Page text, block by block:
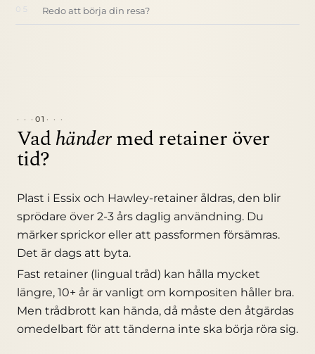
Redo att börja din resa?
01
Vadhändermed retainer över
tid?
Plast i Essix och Hawley-retainer åldras, den blir
sprödare över 2-3 års daglig användning. Du
märker sprickor eller att passformen försämras.
Det är dags att byta.
Fast retainer (lingual tråd) kan hålla mycket
längre, 10+ år är vanligt om kompositen håller bra.
Men trådbrott kan hända, då måste den åtgärdas
omedelbart för att tänderna inte ska börja röra sig.